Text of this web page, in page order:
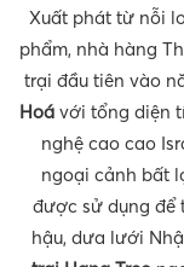
Xuất phát từ nỗi
phẩm, nhà hàng
trại đầu tiên vào
Hoá với tổng diện
nghệ cao cao
ngoại cảnh bất
được sử dụng để
hậu, dưa lưới